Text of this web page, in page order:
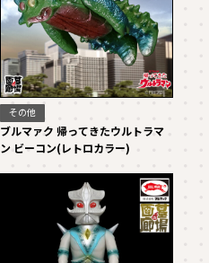
その他
ブルマァク 帰ってきたウルトラマ
ン ビーコン(レトロカラー)